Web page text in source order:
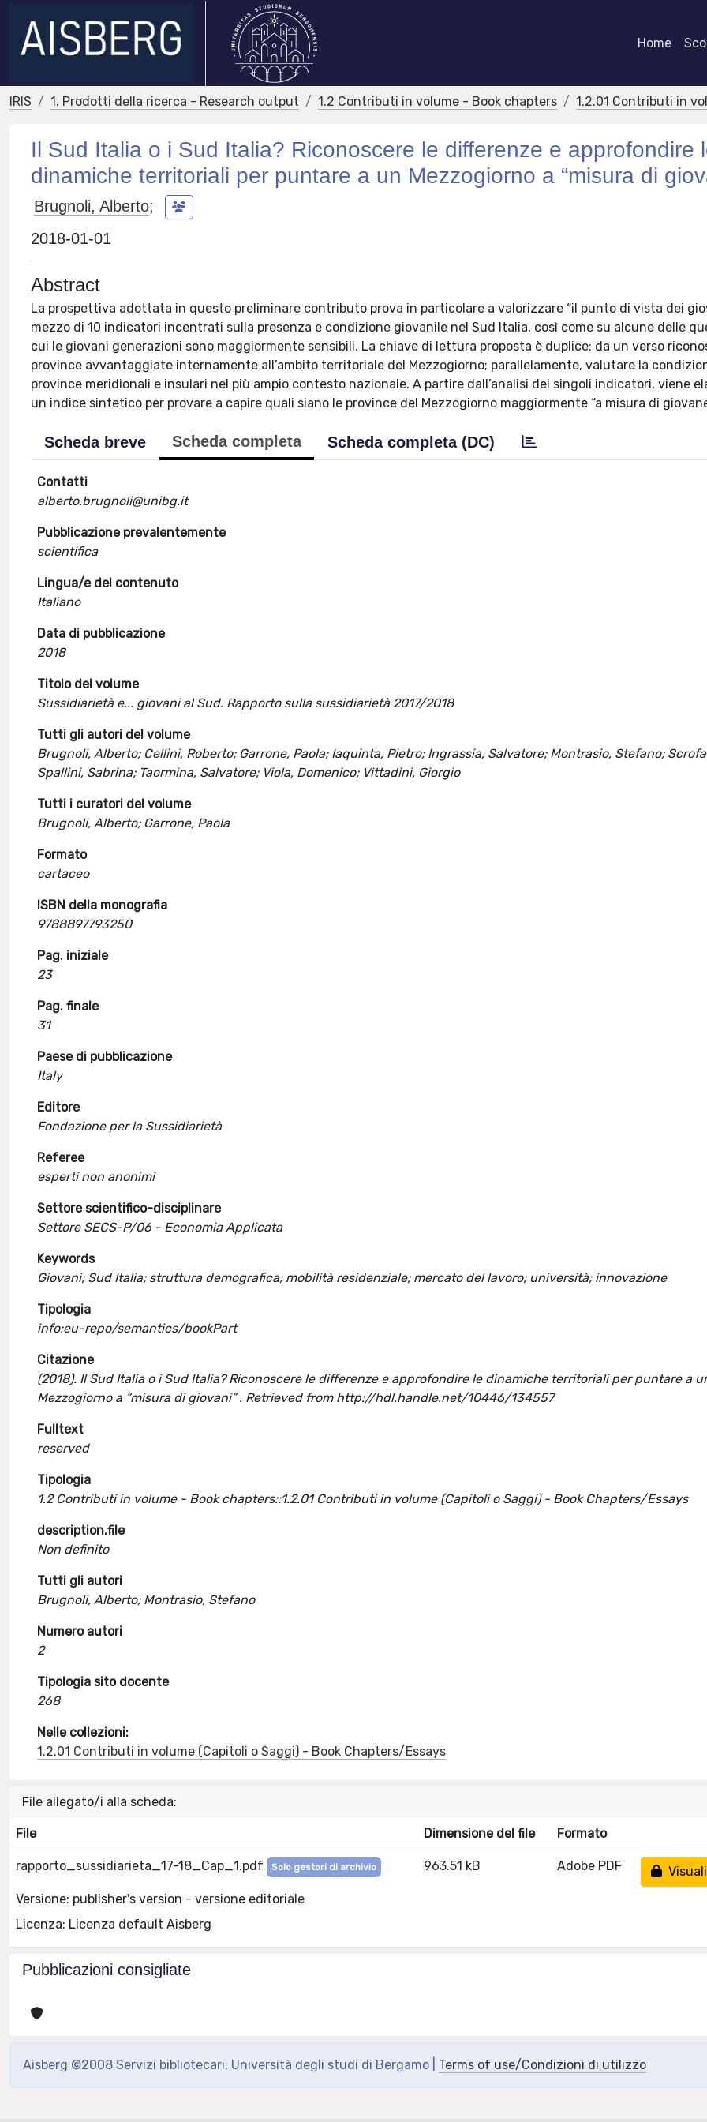
Home
IRIS 1. Prodotti della ricerca - Research output 1.2 Contributi in volume - Book chapters 1.2.01 Contributi in
Il Sud Italia o i Sud Italia? Riconoscere le differenze e approfondire
dinamiche territoriali per puntare a un Mezzogiorno a “misura di
Brugnoli, Alberto;
2018-01-01
Abstract
La prospettiva adottata in questo preliminare contributo prova in particolare a valorizzare “il punto di vista dei
mezzo di 10 indicatori incentrati sulla presenza e condizione giovanile nel Sud Italia, così come su alcune delle
cui le giovani generazioni sono maggiormente sensibili. La chiave di lettura proposta è duplice: da un verso
province avvantaggiate internamente all’ambito territoriale del Mezzogiorno; parallelamente, valutare la
province meridionali e insulari nel più ampio contesto nazionale. A partire dall’analisi dei singoli indicatori, viene
un indice sintetico per provare a capire quali siano le province del Mezzogiorno maggiormente “a misura di
Scheda breve Scheda completa Scheda completa (DC)
Contatti
alberto.brugnoli@unibg.it
Pubblicazione prevalentemente
scientifica
Lingua/e del contenuto
Italiano
Data di pubblicazione
2018
Titolo del volume
Sussidiarietà e... giovani al Sud. Rapporto sulla sussidiarietà 2017/2018
Tutti gli autori del volume
Brugnoli, Alberto; Cellini, Roberto; Garrone, Paola; Iaquinta, Pietro; Ingrassia, Salvatore; Montrasio, Stefano;
Spallini, Sabrina; Taormina, Salvatore; Viola, Domenico; Vittadini, Giorgio
Tutti i curatori del volume
Brugnoli, Alberto; Garrone, Paola
Formato
cartaceo
ISBN della monografia
9788897793250
Pag. iniziale
23
Pag. finale
31
Paese di pubblicazione
Italy
Editore
Fondazione per la Sussidiarietà
Referee
esperti non anonimi
Settore scientifico-disciplinare
Settore SECS-P/06 - Economia Applicata
Keywords
Giovani; Sud Italia; struttura demografica; mobilità residenziale; mercato del lavoro; università; innovazione
Tipologia
info:eu-repo/semantics/bookPart
Citazione
(2018). Il Sud Italia o i Sud Italia? Riconoscere le differenze e approfondire le dinamiche territoriali per puntare a
Mezzogiorno a “misura di giovani” . Retrieved from http://hdl.handle.net/10446/134557
Fulltext
reserved
Tipologia
1.2 Contributi in volume - Book chapters::1.2.01 Contributi in volume (Capitoli o Saggi) - Book Chapters/Essays
description.file
Non definito
Tutti gli autori
Brugnoli, Alberto; Montrasio, Stefano
Numero autori
2
Tipologia sito docente
268
Nelle collezioni:
1.2.01 Contributi in volume (Capitoli o Saggi) - Book Chapters/Essays
File allegato/i alla scheda:
File Dimensione del file Formato
rapporto_sussidiarieta_17-18_Cap_1.pdf Solo gestori di archivio
Versione: publisher's version - versione editoriale
Licenza: Licenza default Aisberg
963.51 kB Adobe PDF
Pubblicazioni consigliate
Aisberg ©2008 Servizi bibliotecari, Università degli studi di Bergamo | Terms of use/Condizioni di utilizzo